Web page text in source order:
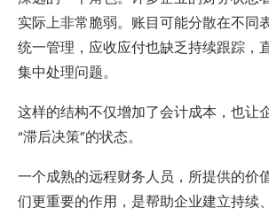
实际上非常脆弱。账目可能分散在不同
统一管理，应收应付也缺乏持续跟踪，
集中处理问题。
这样的结构不仅增加了会计成本，也让
“滞后决策”的状态。
一个成熟的远程财务人员，所提供的价
们更重要的作用，是帮助企业建立持续